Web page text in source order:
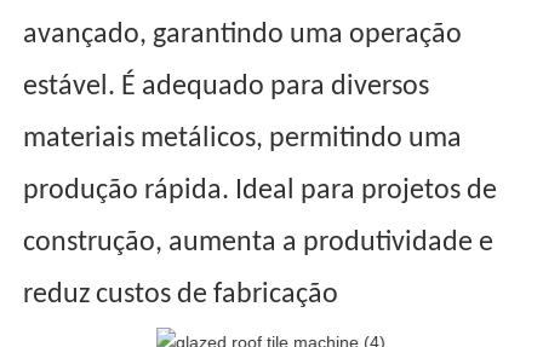
avançado, garantindo uma operação
estável. É adequado para diversos
materiais metálicos, permitindo uma
produção rápida. Ideal para projetos de
construção, aumenta a produtividade e
reduz custos de fabricação